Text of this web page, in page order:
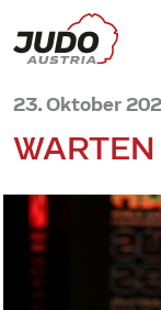
23. Oktober